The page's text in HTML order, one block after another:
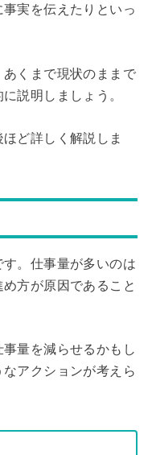
実を伝えたりといっ
くまで現状のままで
説明しましょう。
ど詳しく解説しま
。仕事量が多いのは
方が原因であること
量を減らせるかもし
アクションが考えら